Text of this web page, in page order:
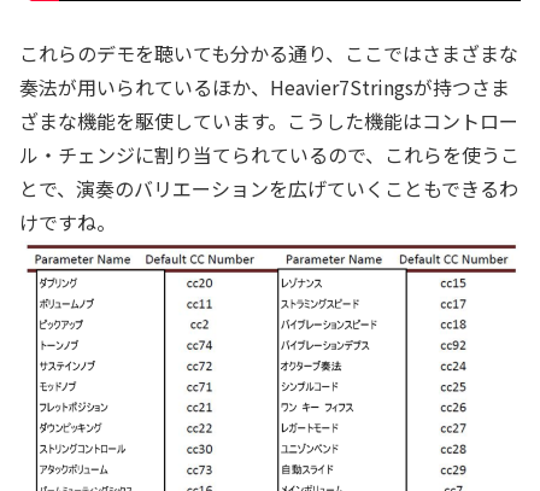
これらのデモを聴いても分かる通り、ここではさまざまな
奏法が用いられているほか、Heavier7Stringsが持つさま
ざまな機能を駆使しています。こうした機能はコントロー
ル・チェンジに割り当てられているので、これらを使うこ
とで、演奏のバリエーションを広げていくこともできるわ
けですね。